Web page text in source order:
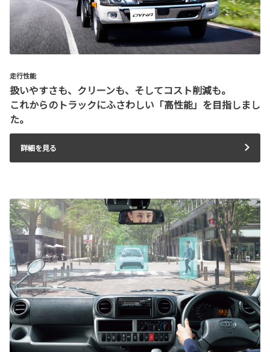
走行性能
扱いやすさも、クリーンも、そしてコスト削減も。
これからのトラックにふさわしい「高性能」を目指しまし
た。
詳細を見る